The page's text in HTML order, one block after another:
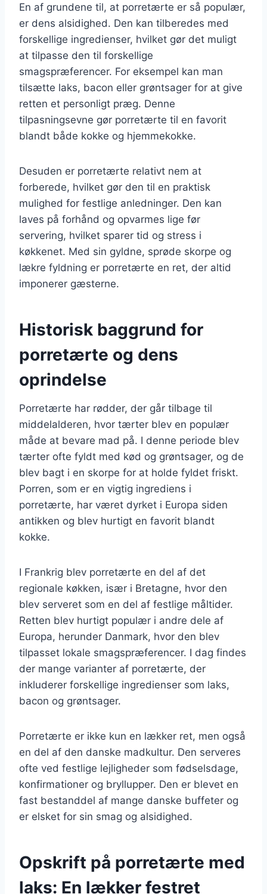
En af grundene til, at porretærte er så populær,
er dens alsidighed. Den kan tilberedes med
forskellige ingredienser, hvilket gør det muligt
at tilpasse den til forskellige
smagspræferencer. For eksempel kan man
tilsætte laks, bacon eller grøntsager for at give
retten et personligt præg. Denne
tilpasningsevne gør porretærte til en favorit
blandt både kokke og hjemmekokke.
Desuden er porretærte relativt nem at
forberede, hvilket gør den til en praktisk
mulighed for festlige anledninger. Den kan
laves på forhånd og opvarmes lige før
servering, hvilket sparer tid og stress i
køkkenet. Med sin gyldne, sprøde skorpe og
lækre fyldning er porretærte en ret, der altid
imponerer gæsterne.
Historisk baggrund for
porretærte og dens
oprindelse
Porretærte har rødder, der går tilbage til
middelalderen, hvor tærter blev en populær
måde at bevare mad på. I denne periode blev
tærter ofte fyldt med kød og grøntsager, og de
blev bagt i en skorpe for at holde fyldet friskt.
Porren, som er en vigtig ingrediens i
porretærte, har været dyrket i Europa siden
antikken og blev hurtigt en favorit blandt
kokke.
I Frankrig blev porretærte en del af det
regionale køkken, især i Bretagne, hvor den
blev serveret som en del af festlige måltider.
Retten blev hurtigt populær i andre dele af
Europa, herunder Danmark, hvor den blev
tilpasset lokale smagspræferencer. I dag findes
der mange varianter af porretærte, der
inkluderer forskellige ingredienser som laks,
bacon og grøntsager.
Porretærte er ikke kun en lækker ret, men også
en del af den danske madkultur. Den serveres
ofte ved festlige lejligheder som fødselsdage,
konfirmationer og bryllupper. Den er blevet en
fast bestanddel af mange danske buffeter og
er elsket for sin smag og alsidighed.
Opskrift på porretærte med
laks: En lækker festret